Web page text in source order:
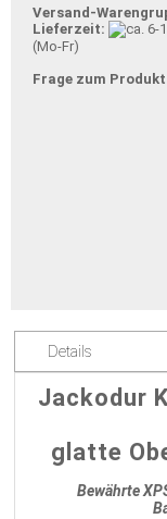
Versand-
Lieferzeit:
(Mo-Fr)
Frage zum Produkt
Details
Jackodur
glatte
Bewährte